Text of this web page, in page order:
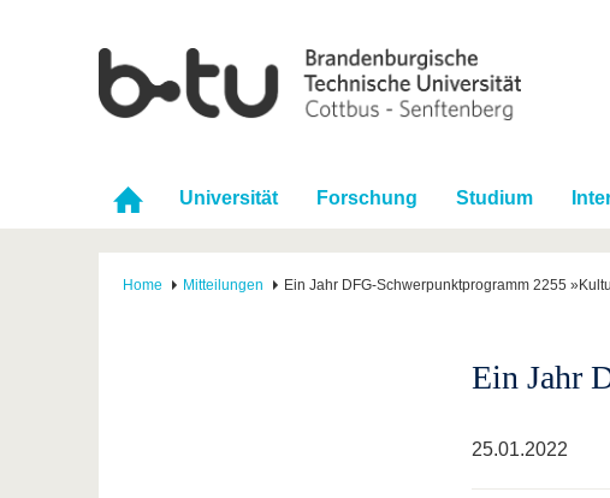
Universität Forschung Studium
Home Mitteilungen Ein Jahr DFG-Schwerpunktprogramm 2255
Ein Jahr
25.01.2022